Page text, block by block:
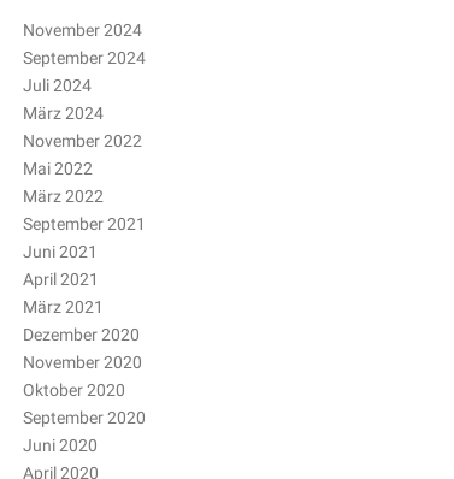
November 2024
September 2024
Juli 2024
März 2024
November 2022
Mai 2022
März 2022
September 2021
Juni 2021
April 2021
März 2021
Dezember 2020
November 2020
Oktober 2020
September 2020
Juni 2020
April 2020